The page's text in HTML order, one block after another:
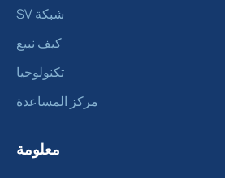
شبكة SV
كيف نبيع
تكنولوجيا
مركز المساعدة
معلومة